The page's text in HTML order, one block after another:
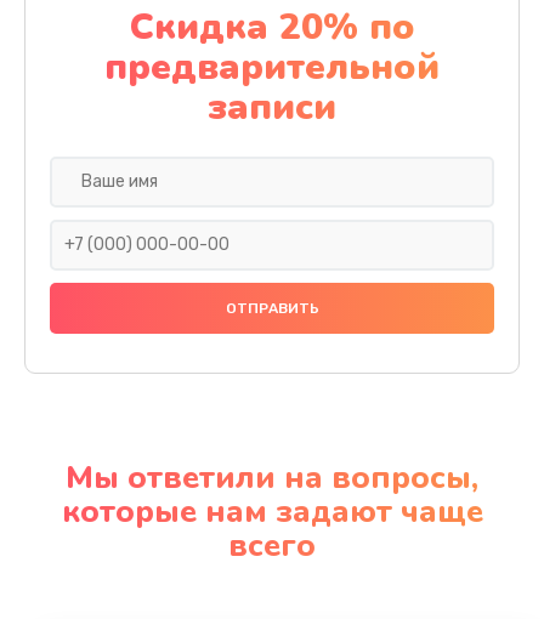
Скидка 20% по
предварительной
записи
Мы ответили на вопросы,
которые нам задают чаще
всего